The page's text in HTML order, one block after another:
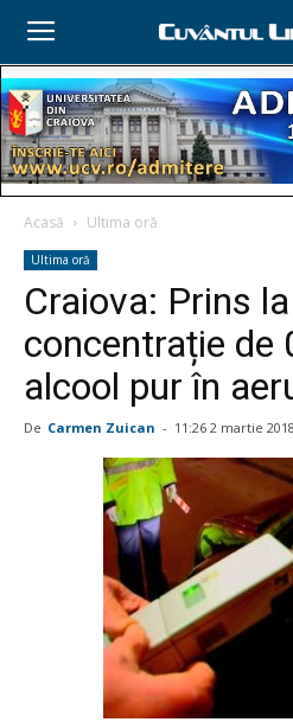
Acasă Ultima oră
Ultima oră
Craiova: Prins
concentrație de
alcool pur în
De Carmen Zuican - 11:26 2 martie 2018